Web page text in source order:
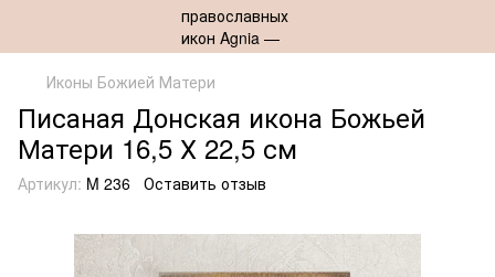
Иконы Божией Матери
Писаная Донская икона Божьей
Матери 16,5 Х 22,5 см
Артикул: M 236 Оставить отзыв